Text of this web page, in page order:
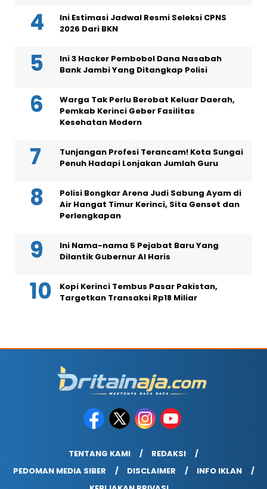
Ini Estimasi Jadwal Resmi Seleksi CPNS
2026 Dari BKN
Ini 3 Hacker Pembobol Dana Nasabah
Bank Jambi Yang Ditangkap Polisi
Warga Tak Perlu Berobat Keluar Daerah,
Pemkab Kerinci Geber Fasilitas
Kesehatan Modern
Tunjangan Profesi Terancam! Kota Sungai
Penuh Hadapi Lonjakan Jumlah Guru
Polisi Bongkar Arena Judi Sabung Ayam di
Air Hangat Timur Kerinci, Sita Genset dan
Perlengkapan
Ini Nama-nama 5 Pejabat Baru Yang
Dilantik Gubernur Al Haris
Kopi Kerinci Tembus Pasar Pakistan,
Targetkan Transaksi Rp18 Miliar
TENTANG KAMI
REDAKSI
PEDOMAN MEDIA SIBER
DISCLAIMER
INFO IKLAN